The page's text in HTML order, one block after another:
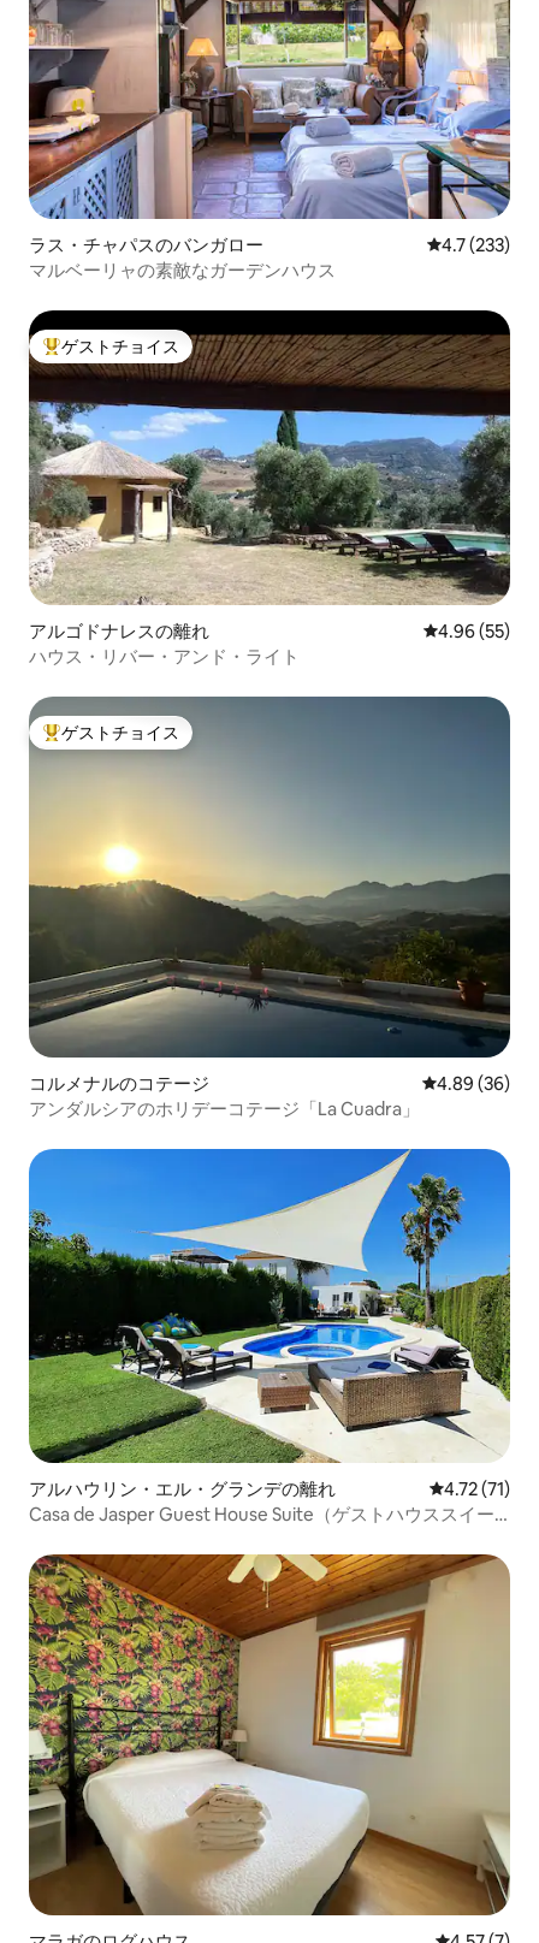
ラス・チャパスのバンガロー レビュー233
4.7 (233)
マルベーリャの素敵なガーデンハウス
大好評のゲストチョイスです。
ゲストチョイス
アルゴドナレスの離れ レビュー55
4.96 (55)
ハウス・リバー・アンド・ライト
大好評のゲストチョイスです。
ゲストチョイス
コルメナルのコテージ レビュー36
4.89 (36)
アンダルシアのホリデーコテージ「La Cuadra」
アルハウリン・エル・グランデの離れ レビュー71
4.72 (71)
Casa de Jasper Guest House Suite（ゲストハウススイー